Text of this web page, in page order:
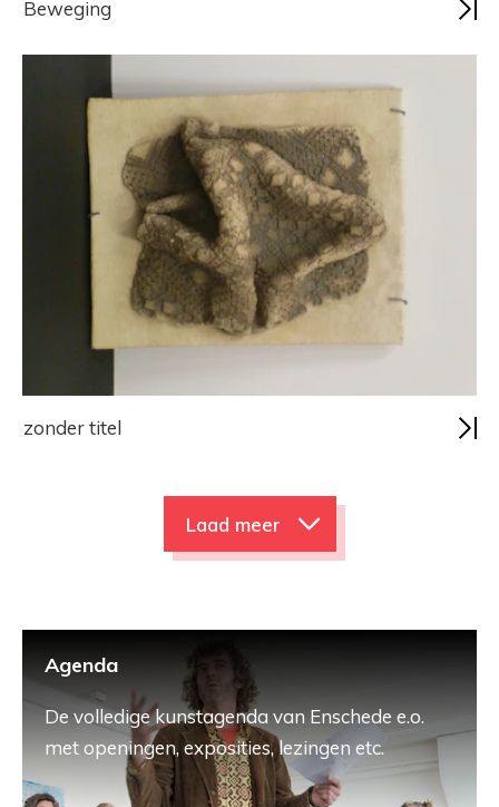
Beweging
zonder titel
Laad meer
Agenda
De volledige kunstagenda van Enschede e.o.
met openingen, exposities, lezingen etc.